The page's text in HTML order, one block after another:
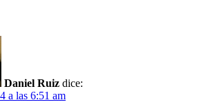
Daniel Ruiz dice:
a las 6:51 am